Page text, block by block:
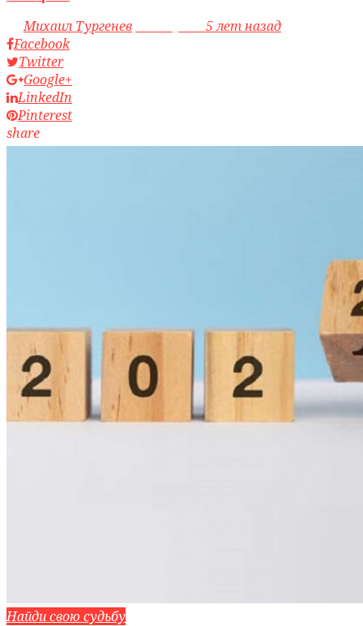
byМихаил Тургенев
5 лет назад
Facebook
Twitter
Google+
LinkedIn
Pinterest
share
Найди свою судьбу